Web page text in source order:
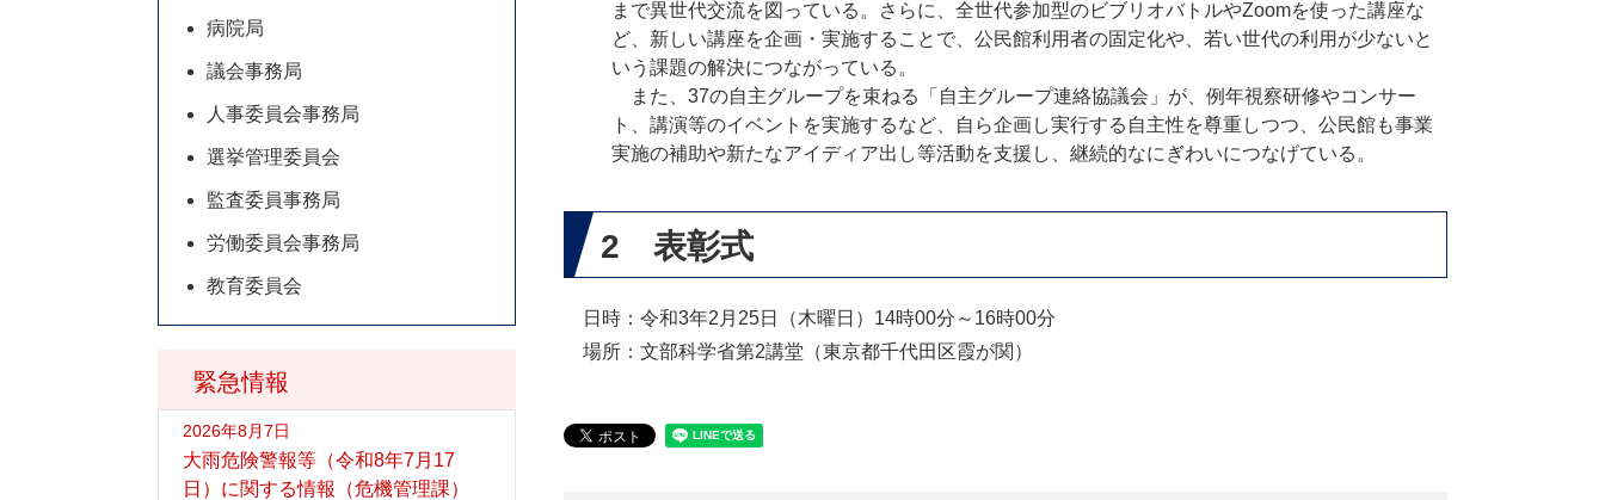
まで異世代交流を図っている。さらに、全世代参加型のビブリオバトルやZoomを使った講座な
ど、新しい講座を企画・実施することで、公民館利用者の固定化や、若い世代の利用が少ないと
いう課題の解決につながっている。
また、37の自主グループを束ねる「自主グループ連絡協議会」が、例年視察研修やコンサー
ト、講演等のイベントを実施するなど、自ら企画し実行する自主性を尊重しつつ、公民館も事業
実施の補助や新たなアイディア出し等活動を支援し、継続的なにぎわいにつなげている。
2 表彰式
日時：令和3年2月25日（木曜日）14時00分～16時00分
場所：文部科学省第2講堂（東京都千代田区霞が関）
緊急情報
2026年8月7日
大雨危険警報等（令和8年7月17
日）に関する情報（危機管理課）
病院局
議会事務局
人事委員会事務局
選挙管理委員会
監査委員事務局
労働委員会事務局
教育委員会